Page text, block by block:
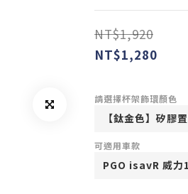
NT$1,920
NT$1,280
請選擇杯架飾環顏色
可適用車款